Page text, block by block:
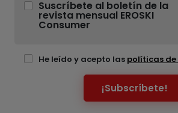
Suscríbete al boletín de la
revista mensual EROSKI
Consumer
He leído y acepto las políticas
¡Subscríbete!